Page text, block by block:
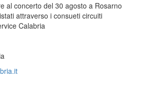
al concerto del 30 agosto a Rosarno
attraverso i consueti circuiti
Calabria